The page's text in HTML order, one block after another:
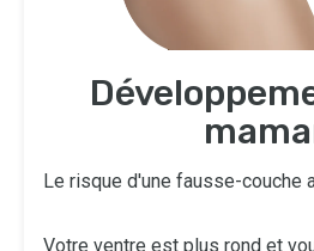
Le risque d'une fausse-couche
Votre ventre est plus rond et